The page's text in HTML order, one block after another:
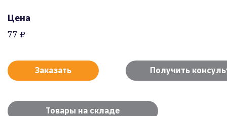
Цена
77 ₽
Заказать Получить
Товары на складе